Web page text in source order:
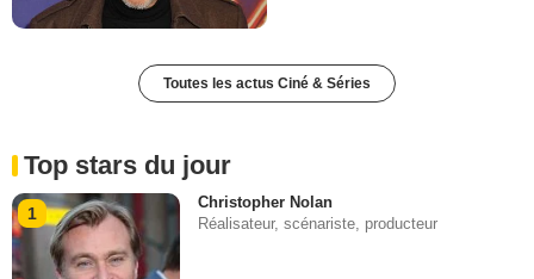
Toutes les actus Ciné & Séries
Top stars du jour
1
Christopher Nolan
Réalisateur, scénariste, producteur